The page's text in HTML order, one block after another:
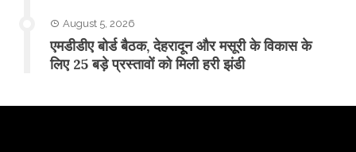
August 5, 2026
एमडीडीए बोर्ड बैठक, देहरादून और मसूरी के विकास के
लिए 25 बड़े प्रस्तावों को मिली हरी झंडी